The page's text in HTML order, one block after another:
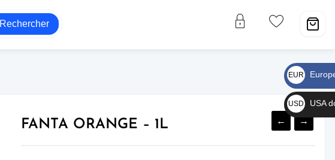
Rechercher
← →
FANTA ORANGE – 1L
EUR
€
USD
$
USA